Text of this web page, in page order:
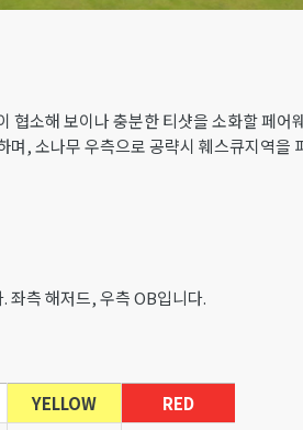
협소해 보이나 충분한 티샷을 소화할 페어
, 소나무 우측으로 공략시 훼스큐지역을
좌측 해저드, 우측 OB입니다.
YELLOW RED